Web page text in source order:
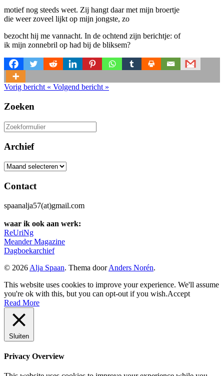
motief nog steeds weet. Zij hangt daar met mijn broertje
die weer zoveel lijkt op mijn jongste, zo
bezocht hij me vannacht. In de ochtend zijn berichtje: of
ik mijn zonnebril op had bij de bliksem?
Vorig bericht « Volgend bericht »
Zoeken
Zoeken
naar:
Archief
Archief
Contact
spaanalja57(at)gmail.com
waar ik ook aan werk:
ReUriNg
Meander Magazine
Dagboekarchief
© 2026 Alja Spaan. Thema doorAnders Norén.
This website uses cookies to improve your experience. We'll assume
you're ok with this, but you can opt-out if you wish.Accept
Read More
Sluiten
Privacy Overview